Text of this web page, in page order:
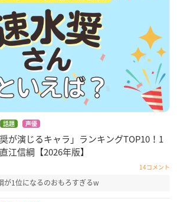
話題 声優
が演じるキャラ」ランキングTOP10！1
江信綱【2026年版】
14コメント
が1位になるのおもろすぎるw